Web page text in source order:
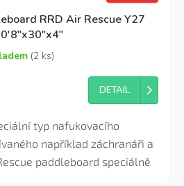
RRD Air Rescue Y27
hodnocení
z
5
hvězdiček.
(2 ks)
DETAIL
typ nafukovacího
například záchranáři a
paddleboard speciálně